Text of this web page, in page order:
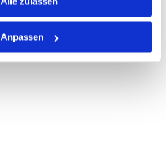
Anpassen